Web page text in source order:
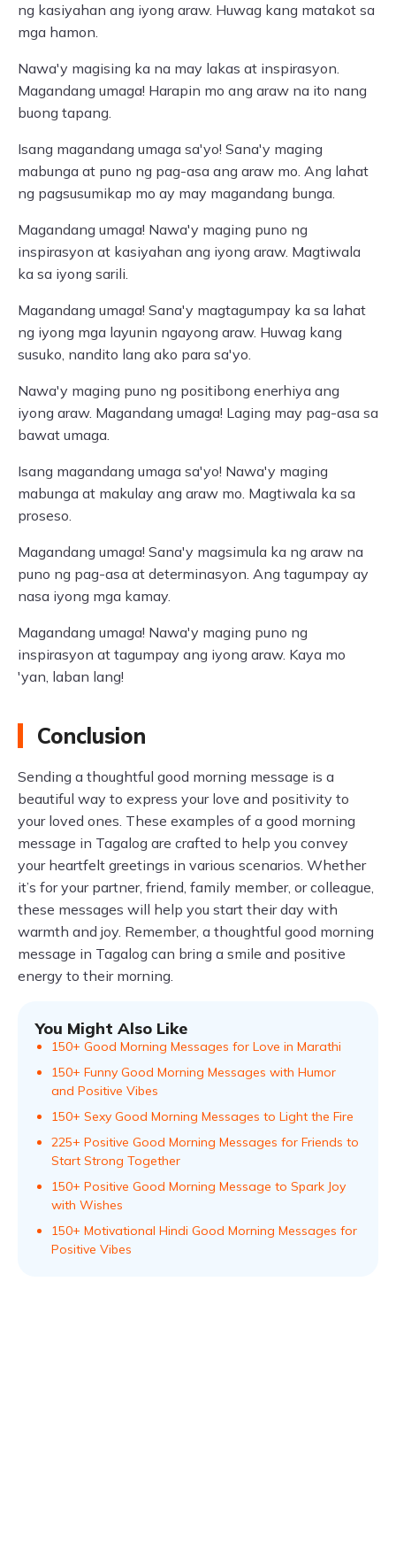
ng kasiyahan ang iyong araw. Huwag kang matakot sa
mga hamon.
Nawa'y magising ka na may lakas at inspirasyon.
Magandang umaga! Harapin mo ang araw na ito nang
buong tapang.
Isang magandang umaga sa'yo! Sana'y maging
mabunga at puno ng pag-asa ang araw mo. Ang lahat
ng pagsusumikap mo ay may magandang bunga.
Magandang umaga! Nawa'y maging puno ng
inspirasyon at kasiyahan ang iyong araw. Magtiwala
ka sa iyong sarili.
Magandang umaga! Sana'y magtagumpay ka sa lahat
ng iyong mga layunin ngayong araw. Huwag kang
susuko, nandito lang ako para sa'yo.
Nawa'y maging puno ng positibong enerhiya ang
iyong araw. Magandang umaga! Laging may pag-asa sa
bawat umaga.
Isang magandang umaga sa'yo! Nawa'y maging
mabunga at makulay ang araw mo. Magtiwala ka sa
proseso.
Magandang umaga! Sana'y magsimula ka ng araw na
puno ng pag-asa at determinasyon. Ang tagumpay ay
nasa iyong mga kamay.
Magandang umaga! Nawa'y maging puno ng
inspirasyon at tagumpay ang iyong araw. Kaya mo
'yan, laban lang!
Conclusion
Sending a thoughtful good morning message is a
beautiful way to express your love and positivity to
your loved ones. These examples of a good morning
message in Tagalog are crafted to help you convey
your heartfelt greetings in various scenarios. Whether
it’s for your partner, friend, family member, or colleague,
these messages will help you start their day with
warmth and joy. Remember, a thoughtful good morning
message in Tagalog can bring a smile and positive
energy to their morning.
You Might Also Like
150+ Good Morning Messages for Love in Marathi
150+ Funny Good Morning Messages with Humor
and Positive Vibes
150+ Sexy Good Morning Messages to Light the Fire
225+ Positive Good Morning Messages for Friends to
Start Strong Together
150+ Positive Good Morning Message to Spark Joy
with Wishes
150+ Motivational Hindi Good Morning Messages for
Positive Vibes